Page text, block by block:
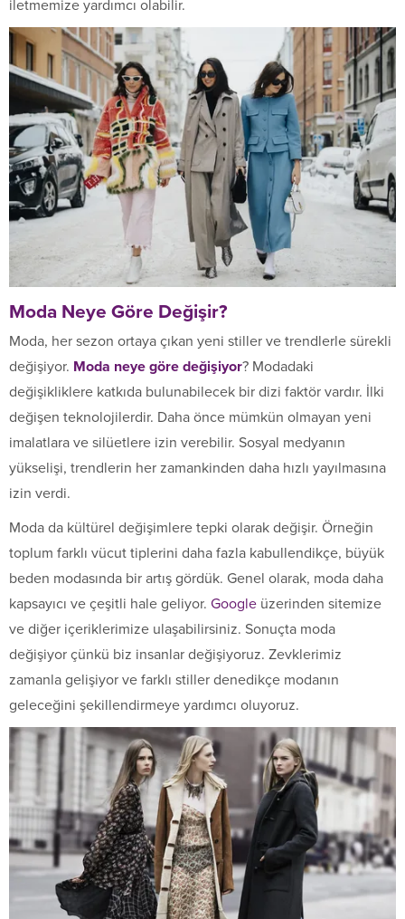
iletmemize yardımcı olabilir.
Moda Neye Göre Değişir?
Moda, her sezon ortaya çıkan yeni stiller ve trendlerle sürekli
değişiyor. Moda neye göre değişiyor? Modadaki
değişikliklere katkıda bulunabilecek bir dizi faktör vardır. İlki
değişen teknolojilerdir. Daha önce mümkün olmayan yeni
imalatlara ve silüetlere izin verebilir. Sosyal medyanın
yükselişi, trendlerin her zamankinden daha hızlı yayılmasına
izin verdi.
Moda da kültürel değişimlere tepki olarak değişir. Örneğin
toplum farklı vücut tiplerini daha fazla kabullendikçe, büyük
beden modasında bir artış gördük. Genel olarak, moda daha
kapsayıcı ve çeşitli hale geliyor. Google üzerinden sitemize
ve diğer içeriklerimize ulaşabilirsiniz. Sonuçta moda
değişiyor çünkü biz insanlar değişiyoruz. Zevklerimiz
zamanla gelişiyor ve farklı stiller denedikçe modanın
geleceğini şekillendirmeye yardımcı oluyoruz.